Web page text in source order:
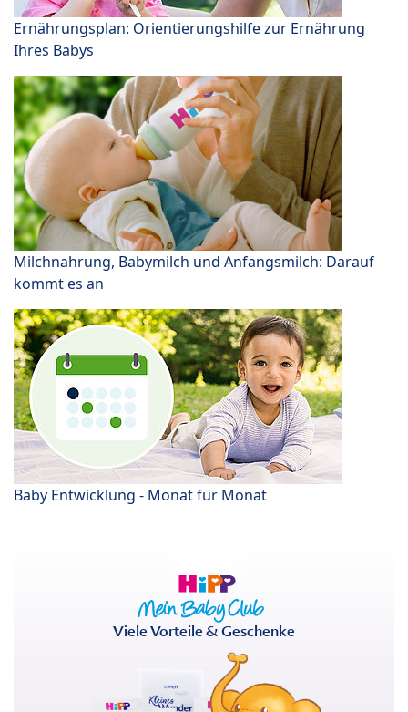
Ernährungsplan: Orientierungshilfe zur Ernährung
Ihres Babys
Milchnahrung, Babymilch und Anfangsmilch: Darauf
kommt es an
Baby Entwicklung - Monat für Monat
Viele Vorteile & Geschenke